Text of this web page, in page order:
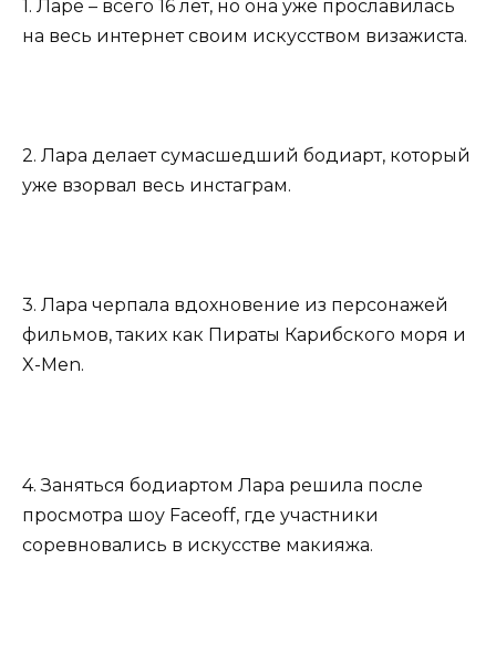
1. Ларе – всего 16 лет, но она уже прославилась
на весь интернет своим искусством визажиста.
2. Лара делает сумасшедший бодиарт, который
уже взорвал весь инстаграм.
3. Лара черпала вдохновение из персонажей
фильмов, таких как Пираты Карибского моря и
X-Men.
4. Заняться бодиартом Лара решила после
просмотра шоу Faceoff, где участники
соревновались в искусстве макияжа.